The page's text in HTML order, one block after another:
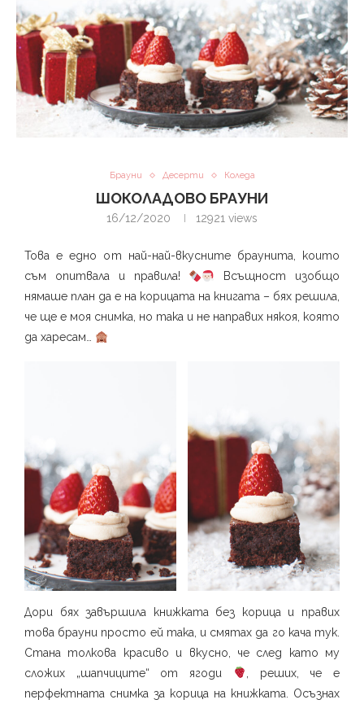
Брауни Десерти Коледа
ШОКОЛАДОВО БРАУНИ
16/12/2020 12921 views
Това е едно от най-най-вкусните браунита, които
съм опитвала и правила!
Всъщност изобщо
нямаше план да е на корицата на книгата – бях решила,
че ще е моя снимка, но така и не направих някоя, която
да харесам…
Дори бях завършила книжката без корица и правих
това брауни просто ей така, и смятах да го кача тук.
Стана толкова красиво и вкусно, че след като му
сложих „шапчиците“ от ягоди
, реших, че е
перфектната снимка за корица на книжката. Осъзнах